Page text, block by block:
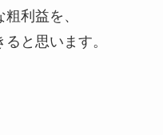
利益を、
と思います。